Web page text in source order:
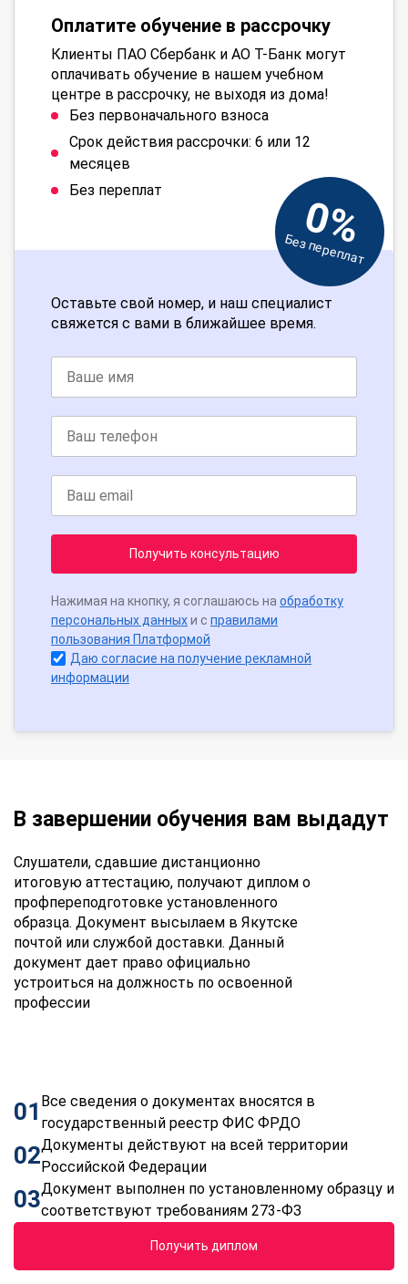
Оплатите обучение в рассрочку
Клиенты ПАО Сбербанк и АО Т-Банк могут
оплачивать обучение в нашем учебном
центре в рассрочку, не выходя из дома!
Без первоначального взноса
Срок действия рассрочки: 6 или 12
месяцев
Без переплат
0%
Без переплат
Оставьте свой номер, и наш специалист
свяжется с вами в ближайшее время.
Получить консультацию
Нажимая на кнопку, я соглашаюсь на обработку
персональных данныхи с правилами
пользования Платформой
Даю согласие на получение рекламной
информации
В завершении обучения вам выдадут
Слушатели, сдавшие дистанционно
итоговую аттестацию, получают диплом о
профпереподготовке установленного
образца. Документ высылаем в Якутске
почтой или службой доставки. Данный
документ дает право официально
устроиться на должность по освоенной
профессии
01 Все сведения о документах вносятся в
государственный реестр ФИС ФРДО
02Документы действуют на всей территории
Российской Федерации
03Документ выполнен по установленному образцу и
соответствуют требованиям 273-ФЗ
Получить диплом